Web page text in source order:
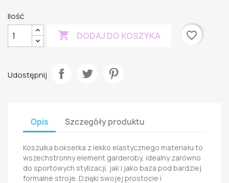
Ilość
 DODAJ DO KOSZYKA favorite_border
Udostępnij
Opis Szczegóły produktu
Koszulka bokserka z lekko elastycznego materiału to
wszechstronny element garderoby, idealny zarówno
do sportowych stylizacji, jak i jako baza pod bardziej
formalne stroje. Dzięki swojej prostocie i